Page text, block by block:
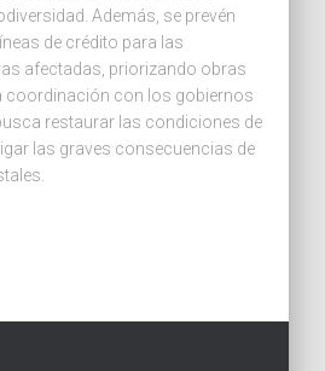
Además, se prevén
de crédito para las
afectadas, priorizando obras
coordinación con los gobiernos
restaurar las condiciones de
las graves consecuencias de